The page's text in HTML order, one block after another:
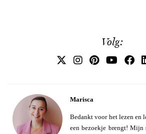
Volg:
Marisca
Bedankt voor het lezen en
een bezoekje brengt! Mijn